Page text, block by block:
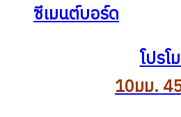
ซีเมนต์บอร์ด
โปรโ
10มม.